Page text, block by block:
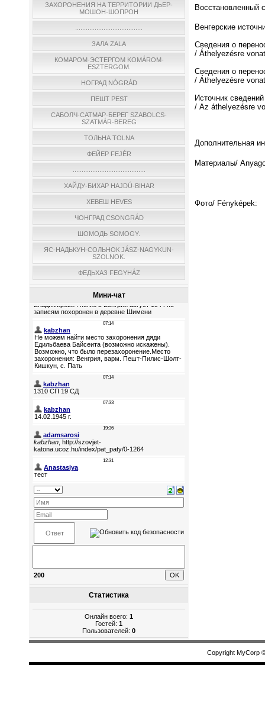
ЗАХОРОНЕНИЯ НА ТЕРРИТОРИИ ДЬЕР-
МОШОН-ШОПРОН
ЗАЛА ZALA
КОМАРОМ-ЭСТЕРГОМ KOMÁROM-
ESZTERGOM.
НОГРАД NÓGRÁD
ПЕШТ PEST
САБОЛЧ-САТМАР-БЕРЕГ SZABOLCS-
SZATMÁR-BEREG
ТОЛЬНА TOLNA
ФЕЙЕР FEJÉR
ХАЙДУ-БИХАР HAJDÚ-BIHAR
ХЕВЕШ HEVES
ЧОНГРАД CSONGRÁD
ШОМОДЬ SOMOGY.
ЯС-НАДЬКУН-СОЛЬНОК JÁSZ-NAGYKUN-
SZOLNOK.
ФЕДЬХАЗ FEGYHÁZ
Мини-чат
200
Статистика
Онлайн всего: 1
Гостей: 1
Пользователей: 0
Восстановленный
Венгерские
Сведения о
/ Áthelyezésre
Сведения о
/ Áthelyezésre
Источник
/ Az áthelyezésre
Дополнительная
Материалы/
Фото/ Fényképek:
Copyright MyCorp